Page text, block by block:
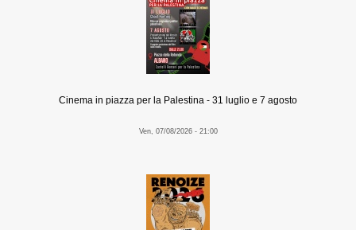
Cinema in piazza per la Palestina - 31 luglio e 7 agosto
Ven, 07/08/2026 - 21:00